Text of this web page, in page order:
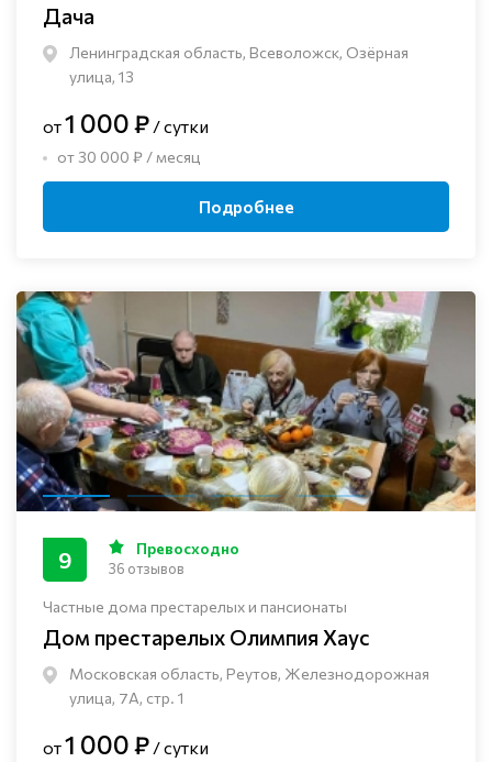
Дача
Ленинградская область, Всеволожск, Озёрная
улица, 13
от1 000 ₽ / сутки
от 30 000 ₽ / месяц
Подробнее
Частные дома престарелых и пансионаты
Дом престарелых Олимпия Хаус
Московская область, Реутов, Железнодорожная
улица, 7А, стр. 1
9 Превосходно
36 отзывов
от1 000 ₽ / сутки